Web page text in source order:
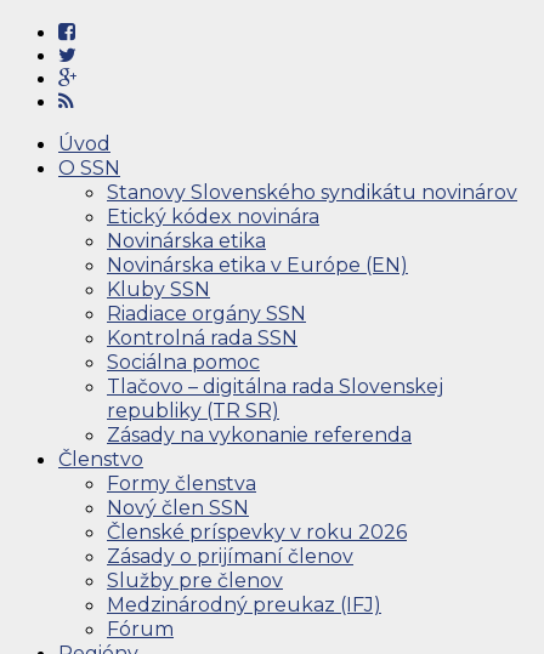
Úvod
O SSN
Stanovy Slovenského syndikátu novinárov
Etický kódex novinára
Novinárska etika
Novinárska etika v Európe (EN)
Kluby SSN
Riadiace orgány SSN
Kontrolná rada SSN
Sociálna pomoc
Tlačovo – digitálna rada Slovenskej
republiky (TR SR)
Zásady na vykonanie referenda
Členstvo
Formy členstva
Nový člen SSN
Členské príspevky v roku 2026
Zásady o prijímaní členov
Služby pre členov
Medzinárodný preukaz (IFJ)
Fórum